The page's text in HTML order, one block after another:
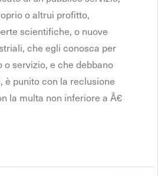
o altrui profitto,
scientifiche, o nuove
che egli conosca per
servizio, e che debbano
è punito con la reclusione
la multa non inferiore a Â€